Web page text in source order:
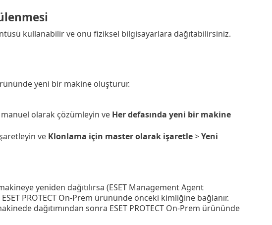
kullanabilir ve onu fiziksel bilgisayarlara dağıtabilirsiniz.
yeni bir makine oluşturur.
olarak çözümleyin ve Her defasında yeni bir makine
ve Klonlama için master olarak işaretle>Yeni
yeniden dağıtılırsa (ESET Management Agent
PROTECT On-Prem ürününde önceki kimliğine bağlanır.
dağıtımından sonra ESET PROTECT On-Prem ürününde